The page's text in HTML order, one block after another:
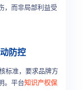
，而非局部利益受
防控
标准，要求品牌方
。平台知识产权保